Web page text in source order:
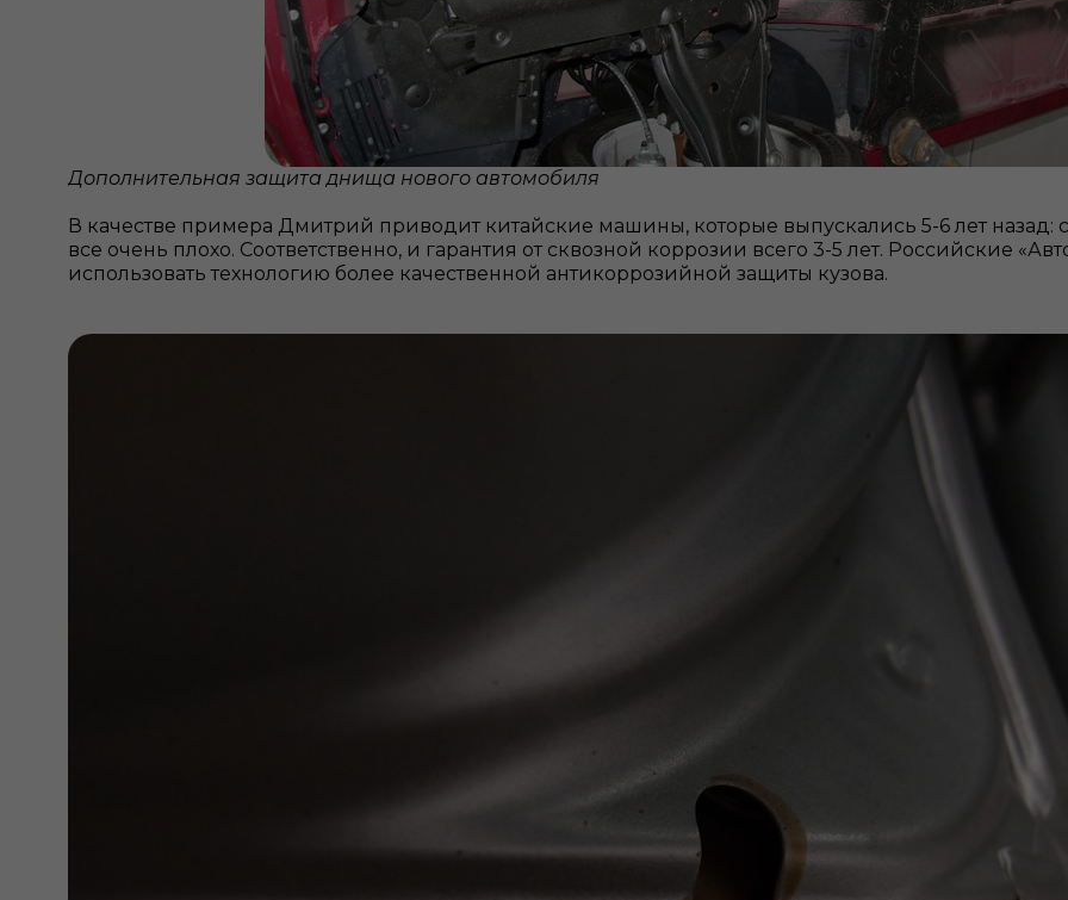
Дополнительная защита днища нового автомобиля
В качестве примера Дмитрий приводит китайские машины, которые выпускались 5-6 лет назад:
все очень плохо. Соответственно, и гарантия от сквозной коррозии всего 3-5 лет. Российские
использовать технологию более качественной антикоррозийной защиты кузова.